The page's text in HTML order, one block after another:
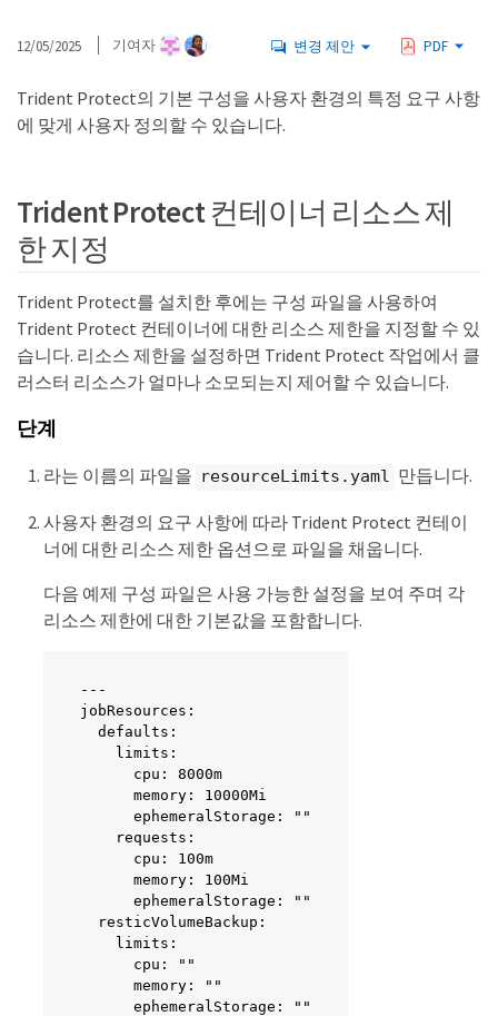
12/05/2025 기여자 변경 제안 PDF
Trident Protect의 기본 구성을 사용자 환경의 특정 요구 사항
에 맞게 사용자 정의할 수 있습니다.
Trident Protect 컨테이너 리소스 제
한 지정
Trident Protect를 설치한 후에는 구성 파일을 사용하여
Trident Protect 컨테이너에 대한 리소스 제한을 지정할 수 있
습니다. 리소스 제한을 설정하면 Trident Protect 작업에서 클
러스터 리소스가 얼마나 소모되는지 제어할 수 있습니다.
단계
라는 이름의 파일을 resourceLimits.yaml 만듭니다.
사용자 환경의 요구 사항에 따라 Trident Protect 컨테이
너에 대한 리소스 제한 옵션으로 파일을 채웁니다.
다음 예제 구성 파일은 사용 가능한 설정을 보여 주며 각
리소스 제한에 대한 기본값을 포함합니다.
---
jobResources:
  defaults:
    limits:
      cpu: 8000m
      memory: 10000Mi
      ephemeralStorage: ""
    requests:
      cpu: 100m
      memory: 100Mi
      ephemeralStorage: ""
  resticVolumeBackup:
    limits:
      cpu: ""
      memory: ""
      ephemeralStorage: ""